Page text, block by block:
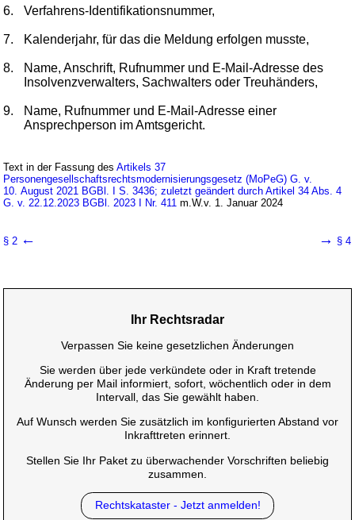
6. Verfahrens-Identifikationsnummer,
7. Kalenderjahr, für das die Meldung erfolgen musste,
8.
Name, Anschrift, Rufnummer und E-Mail-Adresse des
Insolvenzverwalters, Sachwalters oder Treuhänders,
9.
Name, Rufnummer und E-Mail-Adresse einer
Ansprechperson im Amtsgericht.
Text in der Fassung desArtikels 37
Personengesellschaftsrechtsmodernisierungsgesetz (MoPeG) G. v.
10. August 2021 BGBl. I S. 3436; zuletzt geändert durch Artikel 34 Abs. 4
G. v. 22.12.2023 BGBl. 2023 I Nr. 411 m.W.v. 1. Januar 2024
§ 2 ← → § 4
Ihr Rechtsradar
Verpassen Sie keine gesetzlichen Änderungen
Sie werden über jede verkündete oder in Kraft tretende
Änderung per Mail informiert, sofort, wöchentlich oder in dem
Intervall, das Sie gewählt haben.
Auf Wunsch werden Sie zusätzlich im konfigurierten Abstand vor
Inkrafttreten erinnert.
Stellen Sie Ihr Paket zu überwachender Vorschriften beliebig
zusammen.
Rechtskataster - Jetzt anmelden!